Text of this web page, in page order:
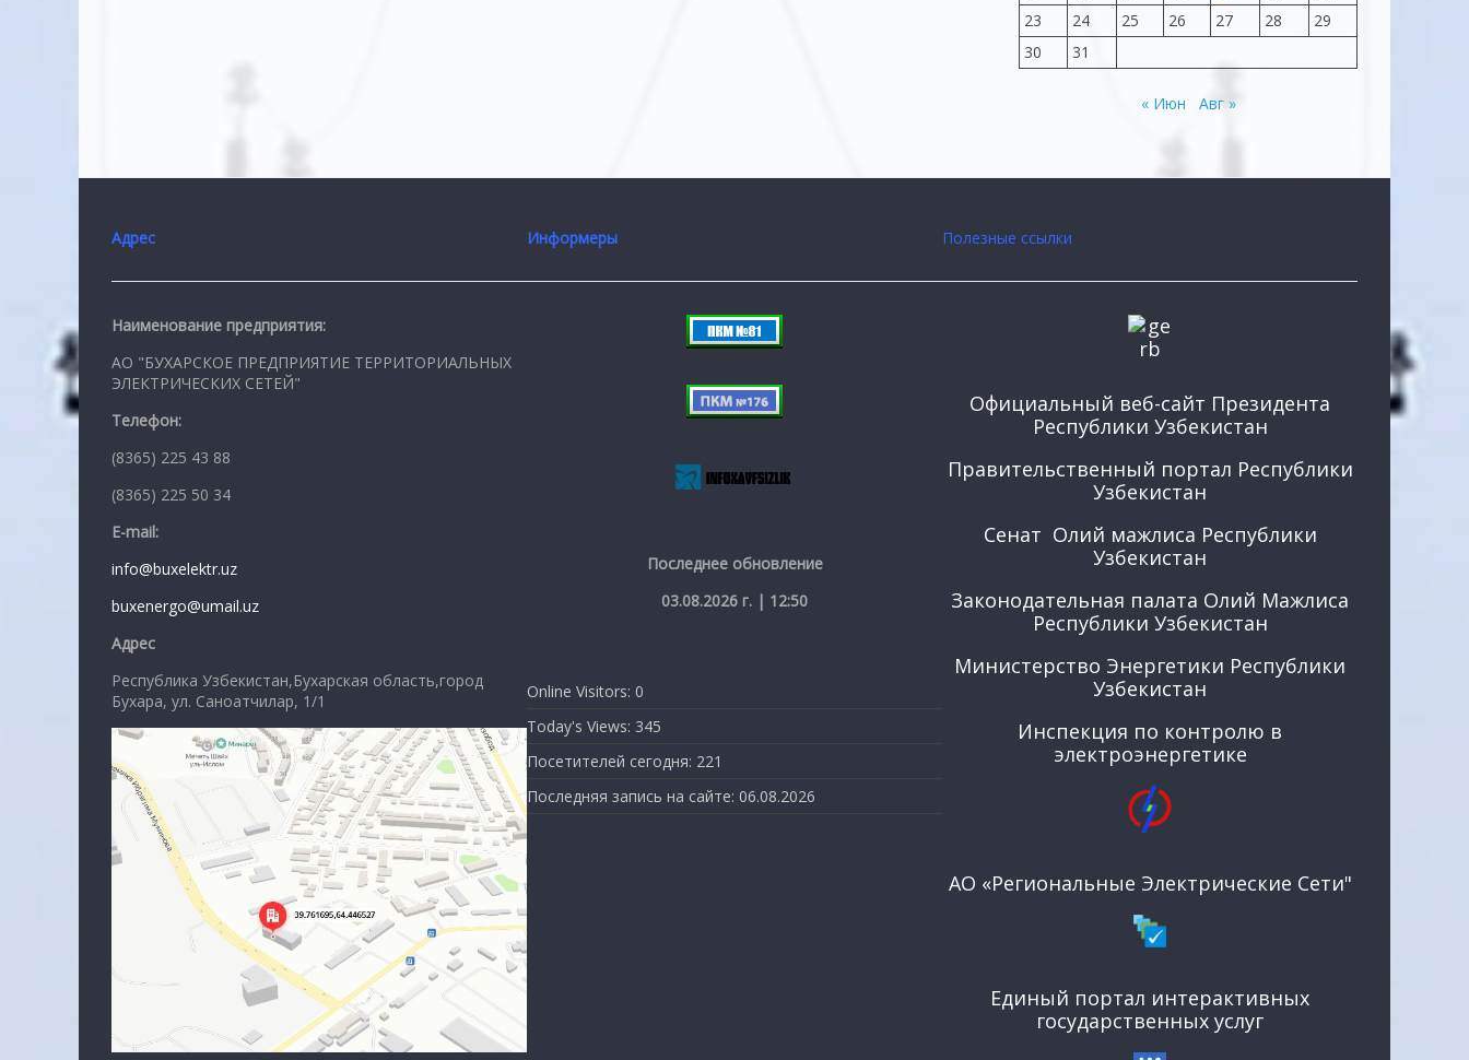
23
24 25 26 27 28
29
30
31
« Июн Авг »
Адрес
Наименование предприятия:
АО "БУХАРСКОЕ ПРЕДПРИЯТИЕ ТЕРРИТОРИАЛЬНЫХ
ЭЛЕКТРИЧЕСКИХ СЕТЕЙ"
Телефон:
(8365) 225 43 88
(8365) 225 50 34
E-mail:
info@buxelektr.uz
buxenergo@umail.uz
Адрес
Республика Узбекистан,Бухарская область,город
Бухара, ул. Саноатчилар, 1/1
Информеры
Последнее обновление
03.08.2026 г. | 12:50
Online Visitors: 0
Today's Views: 345
Посетителей сегодня: 221
Последняя запись на сайте: 06.08.2026
Полезные ссылки
Официальный веб-сайт Президента
Республики Узбекистан
Правительственный портал Республики
Узбекистан
Сенат Олий мажлиса Республики
Узбекистан
Законодательная палата Олий Мажлиса
Республики Узбекистан
Министерство Энергетики Республики
Узбекистан
Инспекция по контролю в
электроэнергетике
АО «Региональные Электрические Сети"
Единый портал интерактивных
государственных услуг